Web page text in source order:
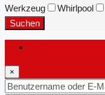
Werkzeug
Whirlpool
Suchen
×